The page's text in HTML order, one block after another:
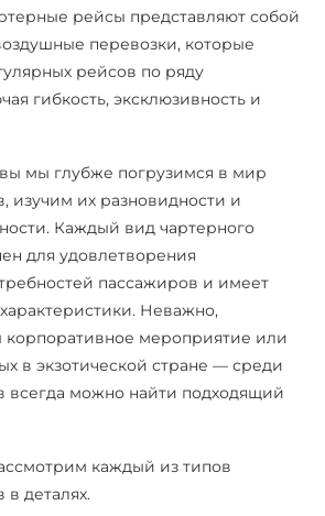
рейсы представляют собой
перевозки, которые
рейсов по ряду
гибкость, эксклюзивность и
мы глубже погрузимся в мир
изучим их разновидности и
Каждый вид чартерного
для удовлетворения
пассажиров и имеет
Неважно,
корпоративное мероприятие или
в экзотической стране — среди
всегда можно найти подходящий
каждый из типов
в деталях.